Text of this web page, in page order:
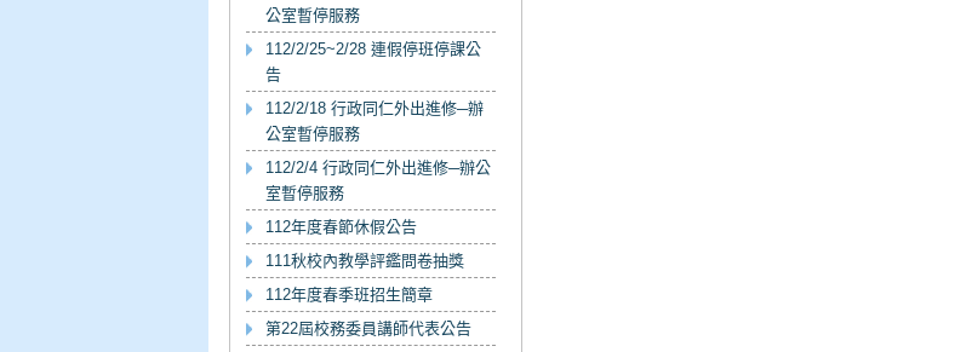
公室暫停服務
112/2/25~2/28 連假停班停課公
告
112/2/18 行政同仁外出進修─辦
公室暫停服務
112/2/4 行政同仁外出進修─辦公
室暫停服務
112年度春節休假公告
111秋校內教學評鑑問卷抽獎
112年度春季班招生簡章
第22屆校務委員講師代表公告